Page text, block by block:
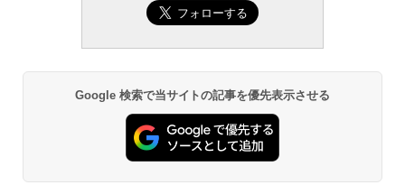
Google 検索で当サイトの記事を優先表示させる